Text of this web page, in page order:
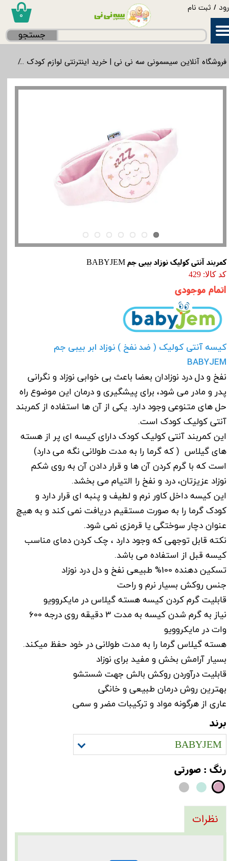
/ ثبت نام
حساب کاربری من
۰
جستجو
فروشگاه آنلاین سیسمونی سه نی نی | خرید اینترنتی لوازم کودک
کمربند آنتی کولیک نوزاد بیبی جم BABYJEM
کد کالا: 429
اتمام موجودی
کیسه آنتی کولیک ( ضد نفخ ) نوزاد ابر بیبی جم
BABYJEM
نفخ و دل درد نوزادان بعضا باعث بی خوابی نوزاد و نگرانی
پدر و مادر می شود، برای پیشگیری و درمان این موضوع راه
حل های متنوعی وجود دارد. یکی از آن ها استفاده از کمربند
آنتی کولیک کودک است.
این کمربند آنتی کولیک کودک دارای کیسه ای پر از هسته
های گیلاس ( که گرما را به مدت طولانی نگه می دارد)
است که با گرم کردن آن ها و قرار دادن آن به روی شکم
نوزاد عزیزتان، درد و نفخ را التیام می بخشد.
این کیسه داخل کاور نرم و لطیف و پنبه ای قرار دارد و
کودک گرما را به صورت مستقیم دریافت نمی کند و به هیچ
عنوان دچار سوختگی یا قرمزی نمی شود.
نکته قابل توجهی که وجود دارد ، چک کردن دمای مناسب
کیسه قبل از استفاده می باشد.
تسکین دهنده 100% طبیعی نفخ و دل درد نوزاد
جنس روکش بسیار نرم و راحت
قابلیت گرم کردن کیسه هسته گیلاس در مایکروویو
نیاز به گرم شدن کیسه به مدت 3 دقیقه روی درجه 600
وات در مایکروویو
هسته گیلاس گرما را به مدت طولانی در خود حفظ میکند.
بسیار آرامش بخش و مفید برای نوزاد
قابلیت درآوردن روکش بالش جهت شستشو
بهترین روش درمان طبیعی و خانگی
عاری از هرگونه مواد و ترکیبات مضر و سمی
برند
BABYJEM
رنگ : صورتی
نظرات